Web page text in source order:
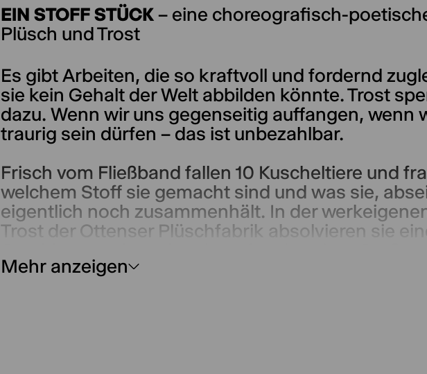
EIN STOFF STÜCK– eine choreografisch-
Plüsch und Trost
Es gibt Arbeiten, die so kraftvoll und fordernd
sie kein Gehalt der Welt abbilden könnte. Trost
dazu. Wenn wir uns gegenseitig auffangen, wenn
traurig sein dürfen – das ist unbezahlbar.
Frisch vom Fließband fallen 10 Kuscheltiere und
welchem Stoff sie gemacht sind und was sie,
eigentlich noch zusammenhält. In der
Trost der Ottenser Plüschfabrik absolvieren sie
beiseite zu stehen – ohne sich dabei selbst aus
Mehr anzeigen